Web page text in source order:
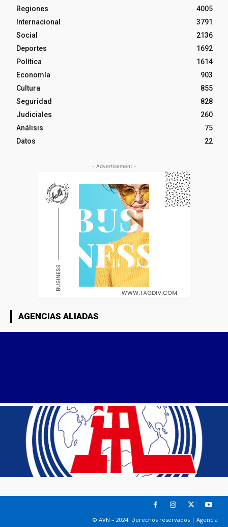
Regiones
4005
Internacional
3791
Social
2136
Deportes
1692
Política
1614
Economía
903
Cultura
855
Seguridad
828
Judiciales
260
Análisis
75
Datos
22
- Advertisement -
AGENCIAS ALIADAS
© AVN – 2024. Derechos reservados | Agencia